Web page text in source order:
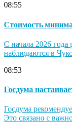
08:55
Стоимость
С начала 2026
наблюдаются в
08:53
Госдума
Госдума
Это связано с